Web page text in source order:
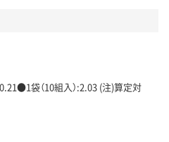
。下記商品詳細「
袋（10組入）:2.03 (注)算定対